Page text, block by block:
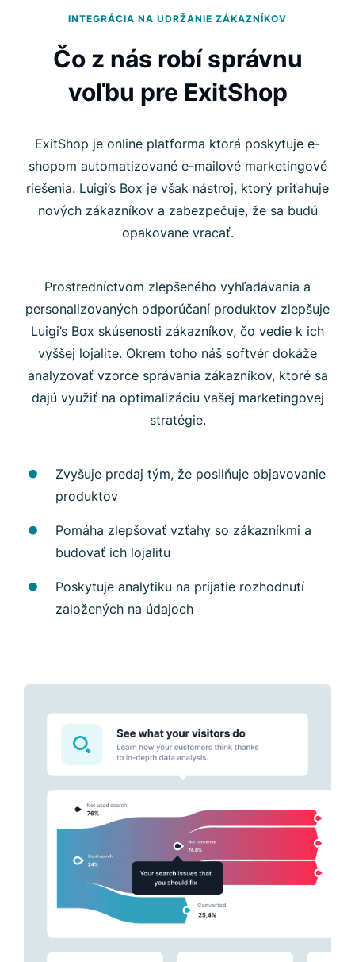
INTEGRÁCIA NA UDRŽANIE ZÁKAZNÍKOV
Čo z nás robí správnu
voľbu pre ExitShop
ExitShop je online platforma ktorá poskytuje e-
shopom automatizované e-mailové marketingové
riešenia. Luigi’s Box je však nástroj, ktorý priťahuje
nových zákazníkov a zabezpečuje, že sa budú
opakovane vracať.
Prostredníctvom zlepšeného vyhľadávania a
personalizovaných odporúčaní produktov zlepšuje
Luigi’s Box skúsenosti zákazníkov, čo vedie k ich
vyššej lojalite. Okrem toho náš softvér dokáže
analyzovať vzorce správania zákazníkov, ktoré sa
dajú využiť na optimalizáciu vašej marketingovej
stratégie.
Zvyšuje predaj tým, že posilňuje objavovanie
produktov
Pomáha zlepšovať vzťahy so zákazníkmi a
budovať ich lojalitu
Poskytuje analytiku na prijatie rozhodnutí
založených na údajoch